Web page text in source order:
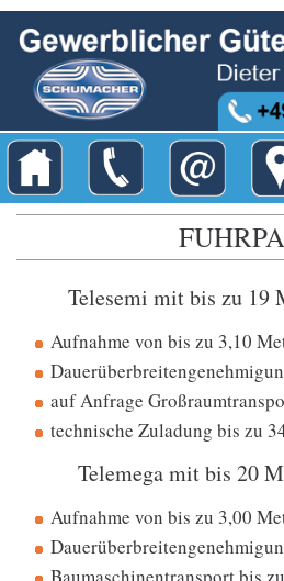
Telesemi mit bis zu 19
Aufnahme von bis zu 3,10
auf Anfrage
technische Zuladung bis zu
Telemega mit bis 20
Aufnahme von bis zu 3,00
Baumaschinentransport bis